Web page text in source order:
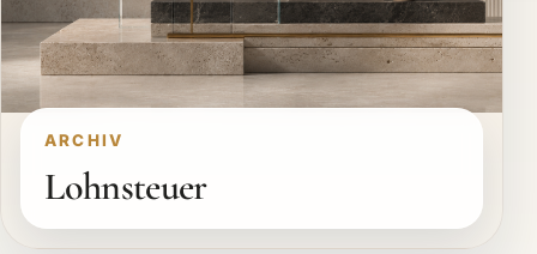
ARCHIV
Lohnsteuer